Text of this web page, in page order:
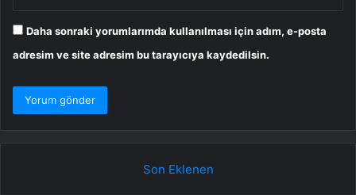
Daha sonraki yorumlarımda kullanılması için adım, e-posta
adresim ve site adresim bu tarayıcıya kaydedilsin.
Son Eklenen